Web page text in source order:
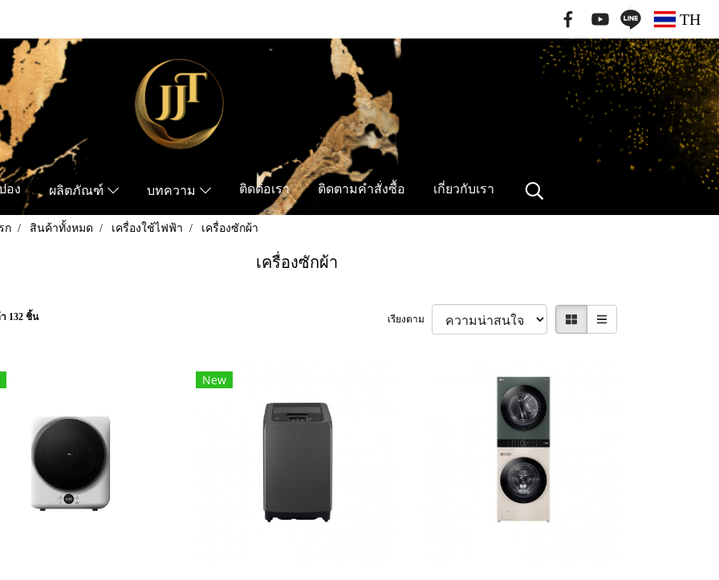
TH
อง ผลิตภัณฑ์ บทความ ติดต่อเรา ติดตามคำสั่งซื้อ เกี่ยวกับเรา
ก สินค้าทั้งหมด เครื่องใช้ไฟฟ้า เครื่องซักผ้า
เครื่องซักผ้า
132 ชิ้น เรียงตาม
New